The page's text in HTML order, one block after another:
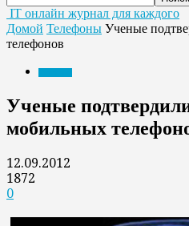
IT онлайн журнал для каждого
Домой Телефоны Ученые
телефонов
Ученые
мобильных
12.09.2012
1872
0